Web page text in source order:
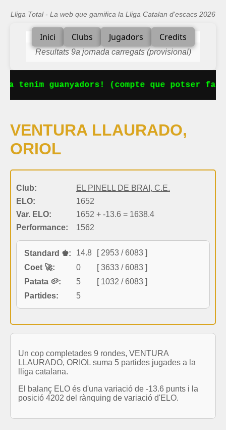
Lliga Total - La web que gamifica la Lliga Catalan d'escacs 2026
Inici Clubs Jugadors Credits
Resultats 9a jornada carregats (provisional)
tenim guanyadors! (compte que potser
VENTURA LLAURADO,
ORIOL
Club:
EL PINELL DE BRAI, C.E.
ELO:
1652
Var. ELO:
1652 + -13.6 = 1638.4
Performance:
1562
Standard ♚: 14.8
[ 2953 / 6083 ]
Coet 🚀:
0
[ 3633 / 6083 ]
Patata 🥔:
5
[ 1032 / 6083 ]
Partides:
5
Un cop completades 9 rondes, VENTURA
LLAURADO, ORIOL suma 5 partides jugades a la
lliga catalana.
El balanç ELO és d'una variació de -13.6 punts i la
posició 4202 del rànquing de variació d'ELO.